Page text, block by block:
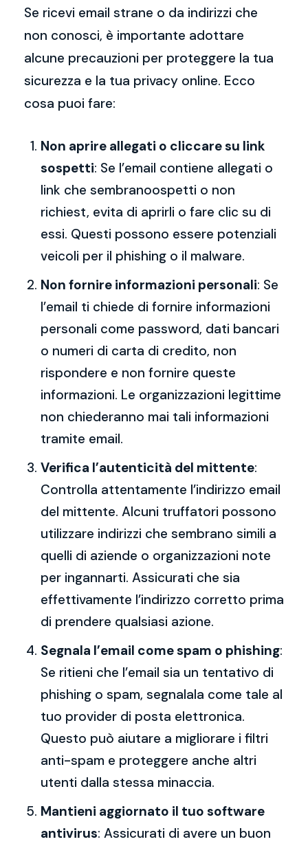
Se ricevi email strane o da indirizzi che
non conosci, è importante adottare
alcune precauzioni per proteggere la tua
sicurezza e la tua privacy online. Ecco
cosa puoi fare:
Non aprire allegati o cliccare su link
sospetti: Se l’email contiene allegati o
link che sembranoospetti o non
richiest, evita di aprirli o fare clic su di
essi. Questi possono essere potenziali
veicoli per il phishing o il malware.
Non fornire informazioni personali: Se
l’email ti chiede di fornire informazioni
personali come password, dati bancari
o numeri di carta di credito, non
rispondere e non fornire queste
informazioni. Le organizzazioni legittime
non chiederanno mai tali informazioni
tramite email.
Verifica l’autenticità del mittente:
Controlla attentamente l’indirizzo email
del mittente. Alcuni truffatori possono
utilizzare indirizzi che sembrano simili a
quelli di aziende o organizzazioni note
per ingannarti. Assicurati che sia
effettivamente l’indirizzo corretto prima
di prendere qualsiasi azione.
Segnala l’email come spam o phishing:
Se ritieni che l’email sia un tentativo di
phishing o spam, segnalala come tale al
tuo provider di posta elettronica.
Questo può aiutare a migliorare i filtri
anti-spam e proteggere anche altri
utenti dalla stessa minaccia.
Mantieni aggiornato il tuo software
antivirus: Assicurati di avere un buon